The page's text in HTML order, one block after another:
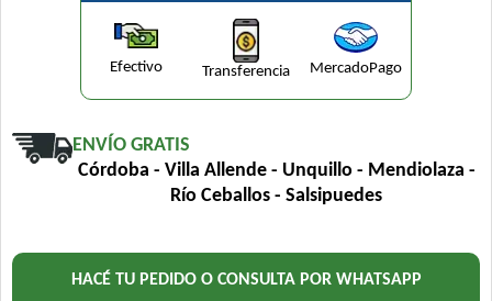
Efectivo Transferencia MercadoPago
ENVÍO GRATIS
Córdoba - Villa Allende - Unquillo - Mendiolaza -
Río Ceballos - Salsipuedes
HACÉ TU PEDIDO O CONSULTA POR WHATSAPP